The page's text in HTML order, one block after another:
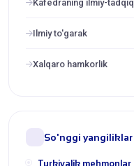
Kafedraning ilmiy-
Ilmiy to'garak
Xalqaro hamkorlik
So'nggi yangiliklar
Turkiyalik